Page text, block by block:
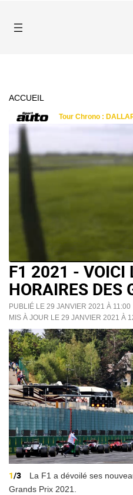
ACCUEIL
F1 2021 - VOICI
HORAIRES DES
PUBLIÉ LE 29 JANVIER 2021 À 11:00
MIS À JOUR LE 29 JANVIER 2021 À
1/3
La F1 a dévoilé ses
Grands Prix 2021.